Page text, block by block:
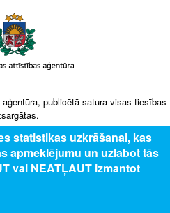
publicētā satura visas tiesības
statistikas uzkrāšanai, kas
apmeklējumu un uzlabot tās
vai NEATĻAUT izmantot